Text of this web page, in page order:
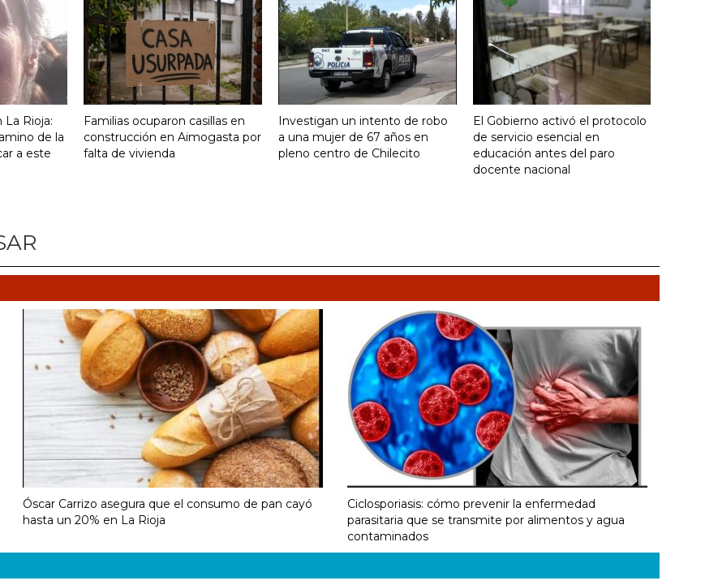
Rioja:
de la
a este
Familias ocuparon casillas en
construcción en Aimogasta por
falta de vivienda
Investigan un intento de robo
a una mujer de 67 años en
pleno centro de Chilecito
El Gobierno activó el protocolo
de servicio esencial en
educación antes del paro
docente nacional
Óscar Carrizo asegura que el consumo de pan cayó
hasta un 20% en La Rioja
Ciclosporiasis: cómo prevenir la enfermedad
parasitaria que se transmite por alimentos y agua
contaminados